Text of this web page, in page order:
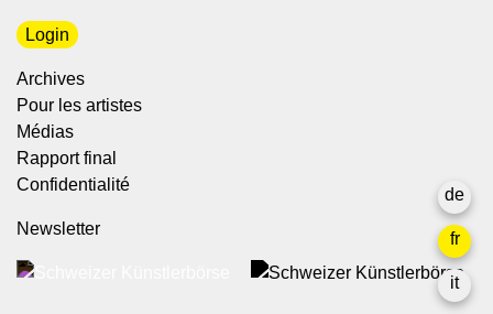
de
fr
it
Login
Archives
Pour les artistes
Médias
Rapport final
Confidentialité
Newsletter